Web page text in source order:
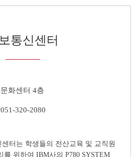
통신센터
문화센터 4층
051-320-2080
터는 학생들의 전산교육 및 교직원
를 위하여 IBM사의 P780 SYSTEM